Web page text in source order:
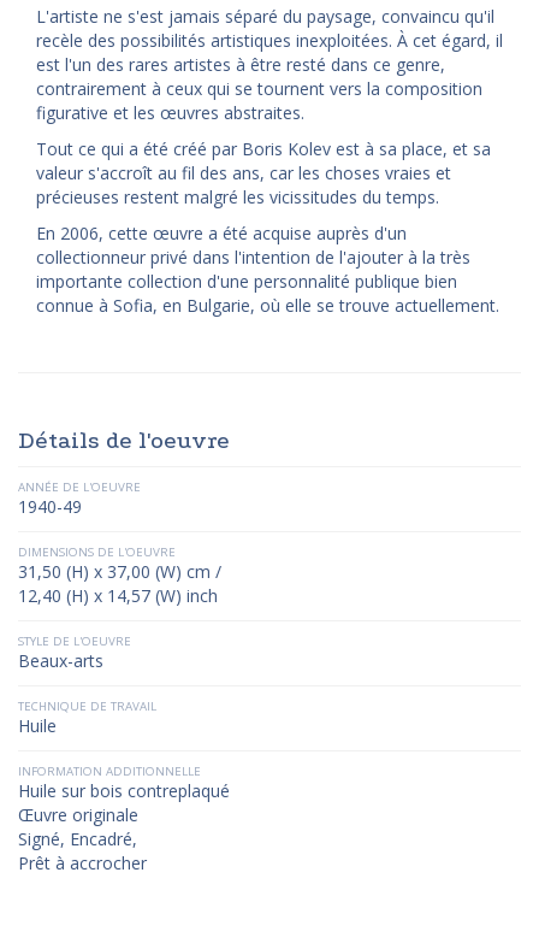
L'artiste ne s'est jamais séparé du paysage, convaincu qu'il
recèle des possibilités artistiques inexploitées. À cet égard, il
est l'un des rares artistes à être resté dans ce genre,
contrairement à ceux qui se tournent vers la composition
figurative et les œuvres abstraites.
Tout ce qui a été créé par Boris Kolev est à sa place, et sa
valeur s'accroît au fil des ans, car les choses vraies et
précieuses restent malgré les vicissitudes du temps.
En 2006, cette œuvre a été acquise auprès d'un
collectionneur privé dans l'intention de l'ajouter à la très
importante collection d'une personnalité publique bien
connue à Sofia, en Bulgarie, où elle se trouve actuellement.
Détails de l'oeuvre
ANNÉE DE L'OEUVRE
1940-49
DIMENSIONS DE L'OEUVRE
31,50 (H) x 37,00 (W) cm /
12,40 (H) x 14,57 (W) inch
STYLE DE L'OEUVRE
Beaux-arts
TECHNIQUE DE TRAVAIL
Huile
INFORMATION ADDITIONNELLE
Huile sur bois contreplaqué
Œuvre originale
Signé, Encadré,
Prêt à accrocher